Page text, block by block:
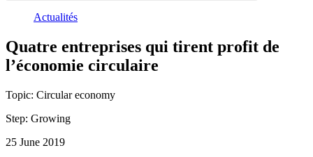
Actualités
Quatre entreprises qui tirent profit de
l’économie circulaire
Topic: Circular economy
Step: Growing
25 June 2019